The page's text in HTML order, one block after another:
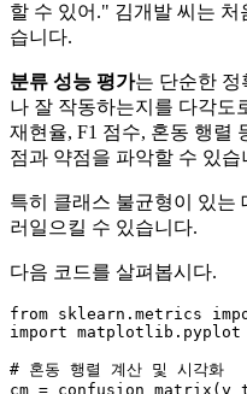
할 수 있어." 김개발 씨는
습니다.
분류 성능 평가는 단순한 정
나 잘 작동하는지를 다각도
재현율, F1 점수, 혼동 행렬
점과 약점을 파악할 수 있습
특히 클래스 불균형이 있는
러일으킬 수 있습니다.
다음 코드를 살펴봅시다.
from sklearn.metrics
import matplotlib.pyplot
# 혼동 행렬 계산 및 시각화
cm =